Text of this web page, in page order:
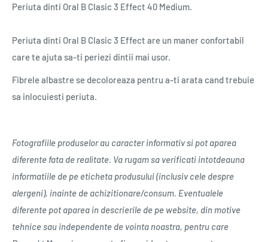
Periuta dinti Oral B Clasic 3 Effect 40 Medium.
Periuta dinti Oral B Clasic 3 Effect are un maner confortabil
care te ajuta sa-ti periezi dintii mai usor.
Fibrele albastre se decoloreaza pentru a-ti arata cand trebuie
sa inlocuiesti periuta.
Fotografiile produselor au caracter informativ si pot aparea
diferente fata de realitate. Va rugam sa verificati intotdeauna
informatiile de pe eticheta produsului (inclusiv cele despre
alergeni), inainte de achizitionare/consum. Eventualele
diferente pot aparea in descrierile de pe website, din motive
tehnice sau independente de vointa noastra, pentru care